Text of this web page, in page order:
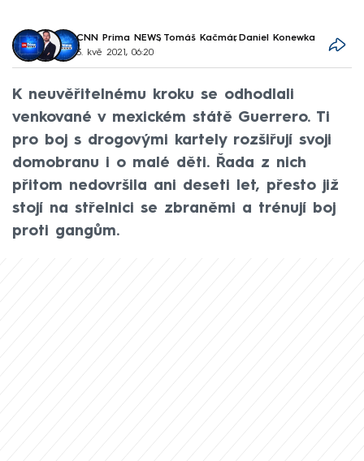
CNN Prima NEWS, Tomáš Kačmár, Daniel Konewka
3. kvě 2021, 06:20
K neuvěřitelnému kroku se odhodlali
venkované v mexickém státě Guerrero. Ti
pro boj s drogovými kartely rozšiřují svoji
domobranu i o malé děti. Řada z nich
přitom nedovršila ani deseti let, přesto již
stojí na střelnici se zbraněmi a trénují boj
proti gangům.